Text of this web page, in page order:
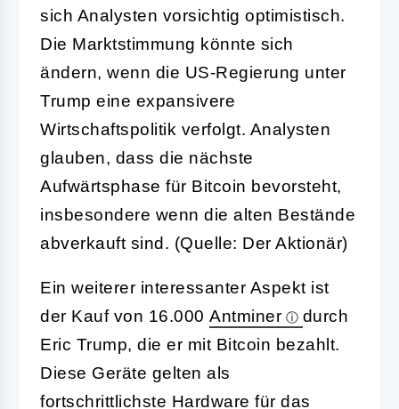
sich Analysten vorsichtig optimistisch.
Die Marktstimmung könnte sich
ändern, wenn die US-Regierung unter
Trump eine expansivere
Wirtschaftspolitik verfolgt. Analysten
glauben, dass die nächste
Aufwärtsphase für Bitcoin bevorsteht,
insbesondere wenn die alten Bestände
abverkauft sind. (Quelle: Der Aktionär)
Ein weiterer interessanter Aspekt ist
der Kauf von 16.000 Antminer
durch
Eric Trump, die er mit Bitcoin bezahlt.
Diese Geräte gelten als
fortschrittlichste Hardware für das